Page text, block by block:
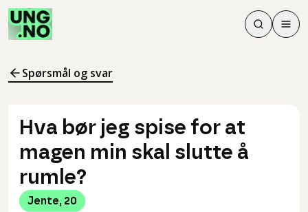
Søk
Søk
Meny
Spørsmål og svar
Hva bør jeg spise for at
magen min skal slutte å
rumle?
Jente, 20